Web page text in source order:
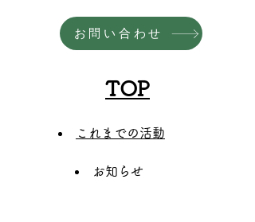
お問い合わせ
TOP
これまでの活動
お知らせ